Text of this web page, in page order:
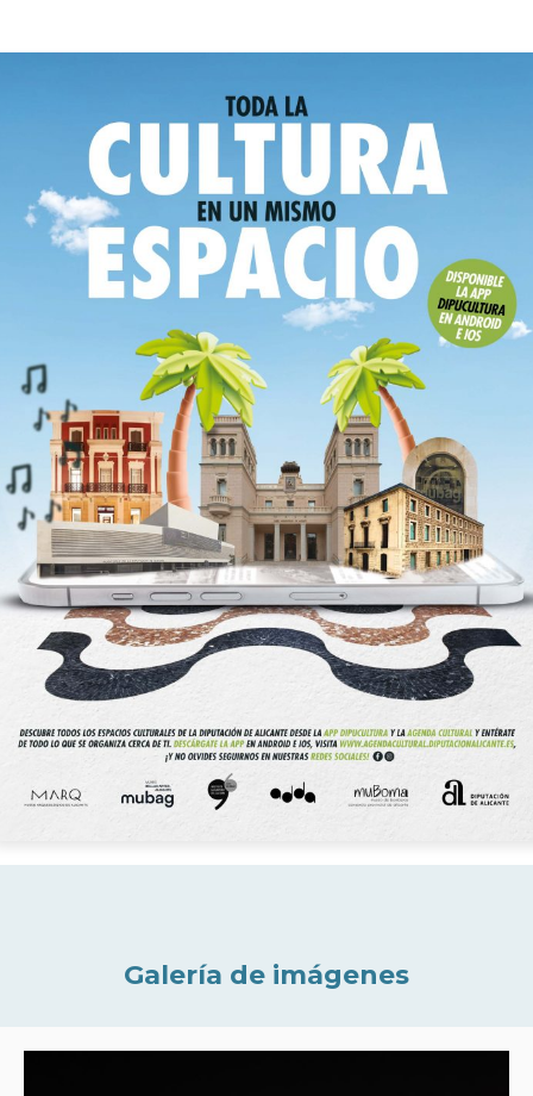
Galería de imágenes